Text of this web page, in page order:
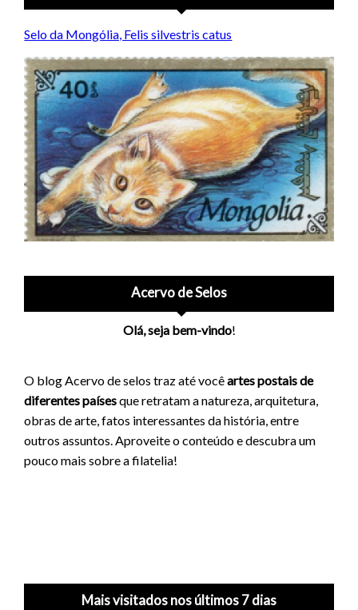
Selo da Mongólia, Felis silvestris catus
Acervo de Selos
Olá, seja bem-vindo!
O blog Acervo de selos traz até vocêartes postais de
diferentes paísesque retratam a natureza, arquitetura,
obras de arte, fatos interessantes da história, entre
outros assuntos. Aproveite o conteúdo e descubra um
pouco mais sobre a filatelia!
Mais visitados nos últimos 7 dias